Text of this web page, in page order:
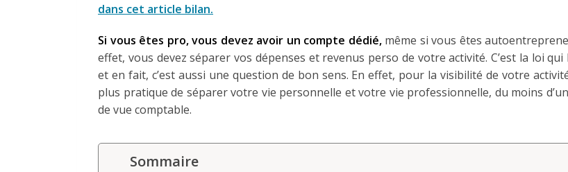
dans cet article bilan.
Si vous êtes pro, vous devez avoir un compte dédié,même si vous êtes
effet, vous devez séparer vos dépenses et revenus perso de votre activité. C’est la loi qui
et en fait, c’est aussi une question de bon sens. En effet, pour la visibilité de votre
plus pratique de séparer votre vie personnelle et votre vie professionnelle, du moins
de vue comptable.
Sommaire